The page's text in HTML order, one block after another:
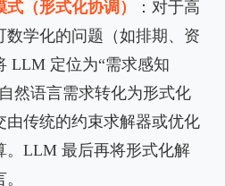
（形式化协调）
：对于高
数学化的问题（如排期、资
LLM 定位为“需求感知
然语言需求转化为形式化
由传统的约束求解器或优化
。LLM 最后再将形式化解